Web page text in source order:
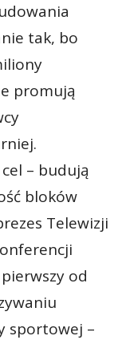
tak, bo
promują
– budują
bloków
Telewizji
od
sportowej –